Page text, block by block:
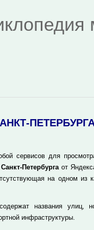
сервисов для
Петербургаот
на одном из
названия
инфраструктуры.